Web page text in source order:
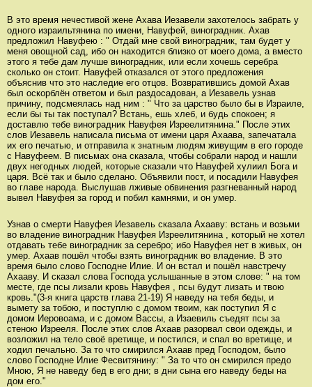
В это время нечестивой жене Ахава Иезавели захотелось забрать у
одного израильтянина по имени, Навуфей, виноградник. Ахав
предложил Навуфею : " Отдай мне свой виноградник, там будет у
меня овощной сад, ибо он находится близко от моего дома, а вместо
этого я тебе дам лучше виноградник, или если хочешь серебра
сколько он стоит. Навуфей отказался от этого предложения
объяснив что это наследие его отцов. Возвратившись домой Ахав
был оскорблён ответом и был раздосадован, а Иезавель узнав
причину, подсмеялась над ним : " Что за царство было бы в Израиле,
если бы ты так поступал? Встань, ешь хлеб, и будь спокоен; я
доставлю тебе виноградник Навуфея Изреелитянина." После этих
слов Иезавель написала письма от имени царя Ахаава, запечатала
их его печатью, и отправила к знатным людям живущим в его городе
с Навуфеем. В письмах она сказала, чтобы собрали народ и нашли
двух негодных людей, которые сказали что Навуфей хулиил Бога и
царя. Всё так и было сделано. Объявили пост, и посадили Навуфея
во главе народа. Выслушав лживые обвинения разгневанный народ
вывел Навуфея за город и побил камнями, и он умер.
Узнав о смерти Навуфея Иезавель сказала Ахааву: встань и возьми
во владение виноградник Навуфея Изреелитянина , который не хотел
отдавать тебе виноградник за серебро; ибо Навуфея нет в живых, он
умер. Ахаав пошёл чтобы взять виноградник во владение. В это
время было слово Господне Илие. И он встал и пошёл навстречу
Ахааву. И сказал слова Господа услышанные в этом слове: " на том
месте, где псы лизали кровь Навуфея , псы будут лизать и твою
кровь."(3-я книга царств глава 21-19) Я наведу на тебя беды, и
вымету за тобою, и поступлю с домом твоим, как поступил Я с
домом Иеровоама, и с домом Вассы, а Изаевиль съедят псы за
стеною Изрееля. После этих слов Ахаав разорвал свои одежды, и
возложил на тело своё вретище, и постился, и спал во вретище, и
ходил печально. За то что смирился Ахаав пред Господом, было
слово Господне Илие Фесвитянину: " За то что он смирился предо
Мною, Я не наведу бед в его дни; в дни сына его наведу беды на
дом его."